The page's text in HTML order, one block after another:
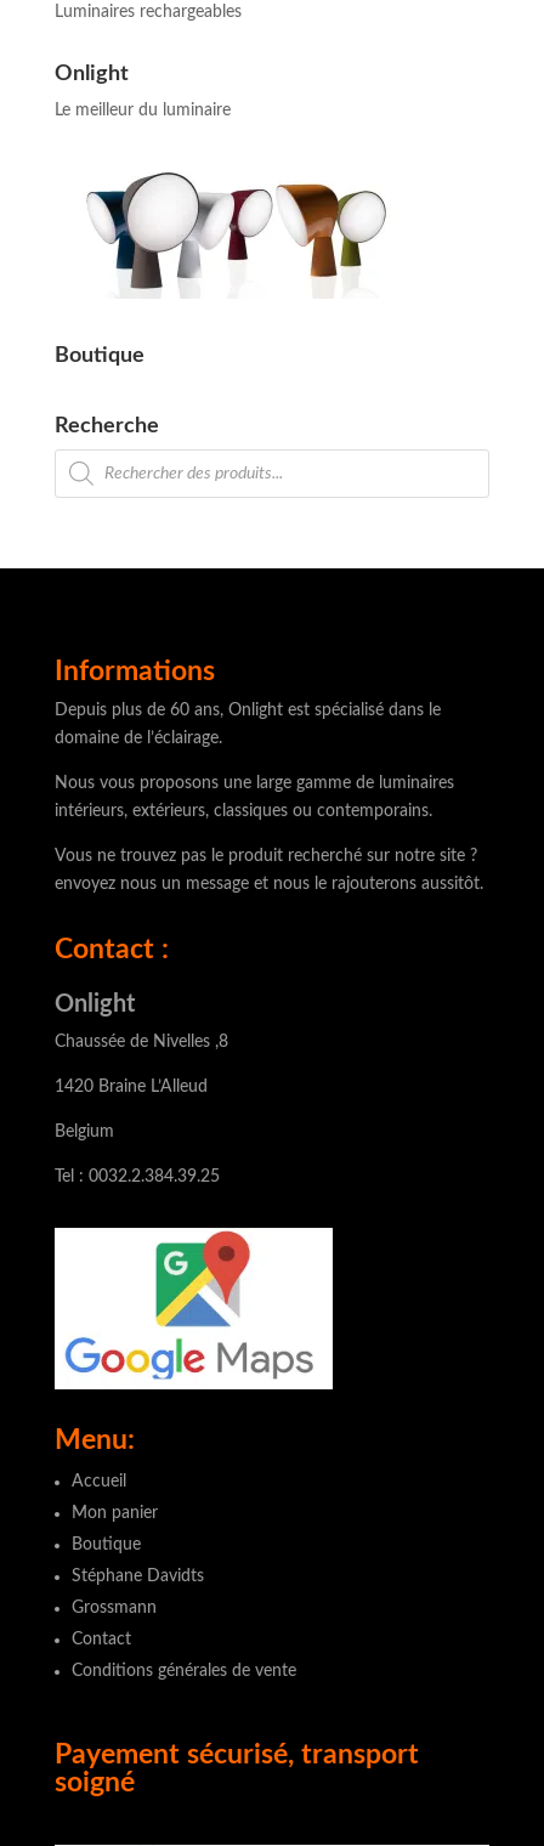
Luminaires rechargeables
Onlight
Le meilleur du luminaire
Boutique
Recherche
Recherche
de
produits
Informations
Depuis plus de 60 ans, Onlight est spécialisé dans le
domaine de l’éclairage.
Nous vous proposons une large gamme de luminaires
intérieurs, extérieurs, classiques ou contemporains.
Vous ne trouvez pas le produit recherché sur notre site ?
envoyez nous un message et nous le rajouterons aussitôt.
Contact :
Onlight
Chaussée de Nivelles ,8
1420 Braine L’Alleud
Belgium
Tel : 0032.2.384.39.25
Menu:
Accueil
Mon panier
Boutique
Stéphane Davidts
Grossmann
Contact
Conditions générales de vente
Payement sécurisé, transport
soigné